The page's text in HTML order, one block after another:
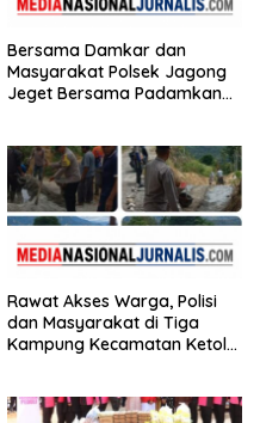
Bersama Damkar dan
Masyarakat Polsek Jagong
Jeget Bersama Padamkan
Rawat Akses Warga, Polisi
dan Masyarakat di Tiga
Kampung Kecamatan Ketol